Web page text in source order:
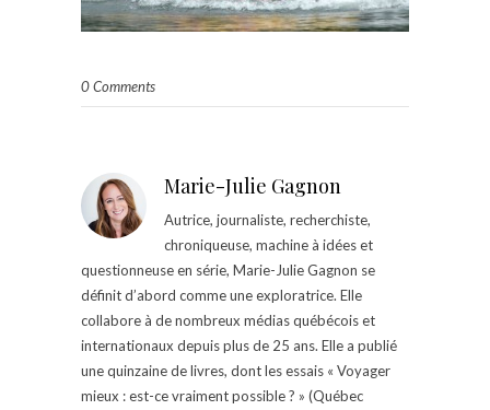
0 Comments
Marie-Julie Gagnon
Autrice, journaliste, recherchiste,
chroniqueuse, machine à idées et
questionneuse en série, Marie-Julie Gagnon se
définit d’abord comme une exploratrice. Elle
collabore à de nombreux médias québécois et
internationaux depuis plus de 25 ans. Elle a publié
une quinzaine de livres, dont les essais « Voyager
mieux : est-ce vraiment possible ? » (Québec